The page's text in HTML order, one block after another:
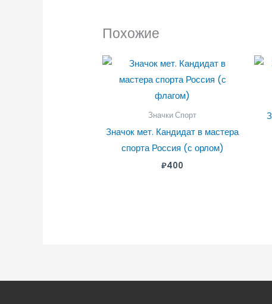
Похожие
Значки Спорт
Значок мет. Кандидат в мастера
спорта Россия (с орлом)
₽400